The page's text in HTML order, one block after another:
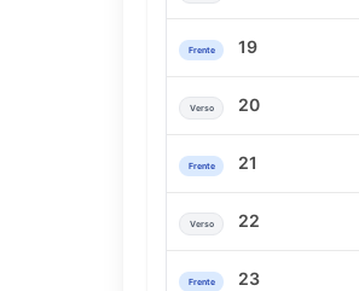
Frente 19
Verso 20
Frente 21
Verso 22
Frente 23